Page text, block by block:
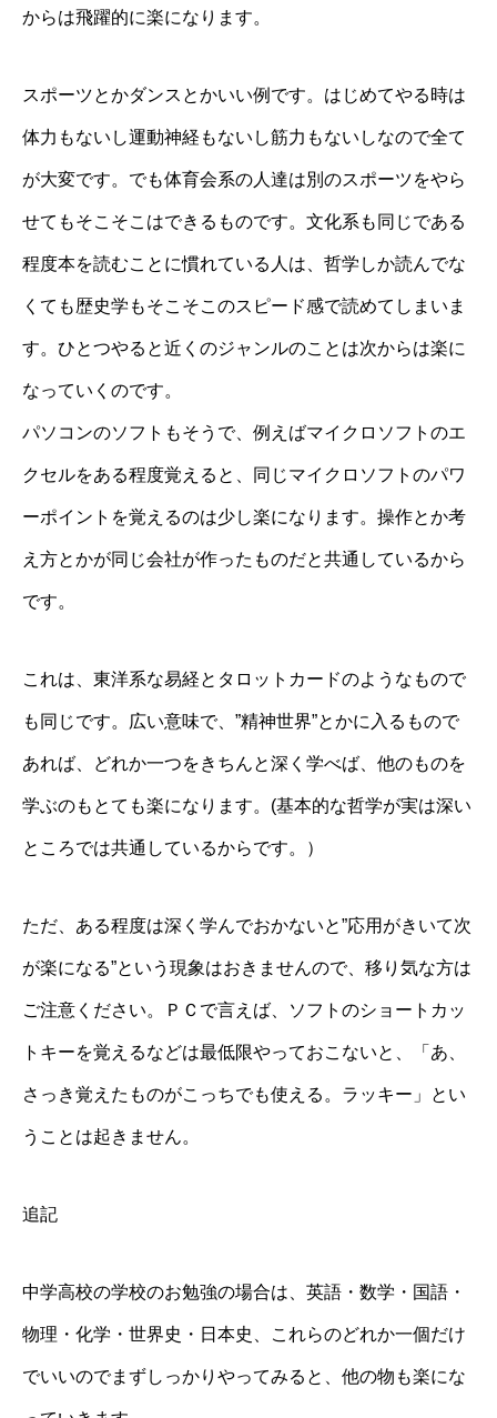
からは飛躍的に楽になります。
スポーツとかダンスとかいい例です。はじめてやる時は
体力もないし運動神経もないし筋力もないしなので全て
が大変です。でも体育会系の人達は別のスポーツをやら
せてもそこそこはできるものです。文化系も同じである
程度本を読むことに慣れている人は、哲学しか読んでな
くても歴史学もそこそこのスピード感で読めてしまいま
す。ひとつやると近くのジャンルのことは次からは楽に
なっていくのです。
パソコンのソフトもそうで、例えばマイクロソフトのエ
クセルをある程度覚えると、同じマイクロソフトのパワ
ーポイントを覚えるのは少し楽になります。操作とか考
え方とかが同じ会社が作ったものだと共通しているから
です。
これは、東洋系な易経とタロットカードのようなもので
も同じです。広い意味で、”精神世界”とかに入るもので
あれば、どれか一つをきちんと深く学べば、他のものを
学ぶのもとても楽になります。(基本的な哲学が実は深い
ところでは共通しているからです。）
ただ、ある程度は深く学んでおかないと”応用がきいて次
が楽になる”という現象はおきませんので、移り気な方は
ご注意ください。ＰＣで言えば、ソフトのショートカッ
トキーを覚えるなどは最低限やっておこないと、「あ、
さっき覚えたものがこっちでも使える。ラッキー」とい
うことは起きません。
追記
中学高校の学校のお勉強の場合は、英語・数学・国語・
物理・化学・世界史・日本史、これらのどれか一個だけ
でいいのでまずしっかりやってみると、他の物も楽にな